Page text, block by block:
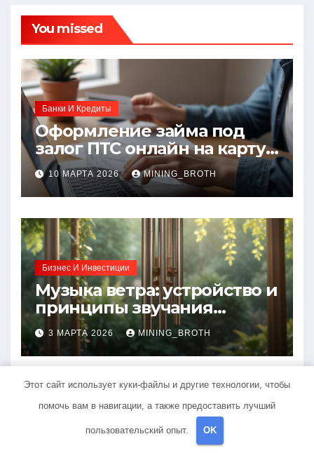
You missed
Банки И Кредиты
Оформление займа под
залог ПТС онлайн на карту
без визита в офис: порядок,
требования и документы
10 МАРТА 2026 MINING_BROTH
Бизнес И Инвестиции
Музыка ветра: устройство и
принципы звучания
колокольчиков
3 МАРТА 2026 MINING_BROTH
Банки И Кредиты
Этот сайт использует куки-файлы и другие технологии, чтобы
помочь вам в навигации, а также предоставить лучший
пользовательский опыт. OK